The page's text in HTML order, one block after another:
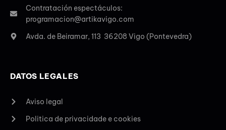
Contratación espectáculos:
programacion@artikavigo.com
Avda. de Beiramar, 113 36208 Vigo (Pontevedra)
DATOS LEGALES
Aviso legal
Politica de privacidade e cookies